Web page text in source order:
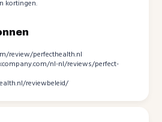
kortingen.
review/perfecthealth.nl
nl-nl/reviews/perfect-
reviewbeleid/